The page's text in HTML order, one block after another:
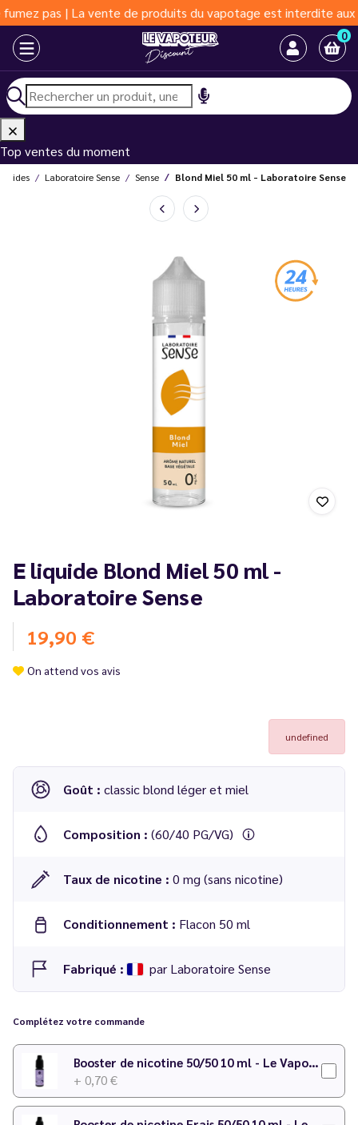
| La vente de produits du vapotage est interdite aux
0
Top ventes du moment
Laboratoire Sense Sense Blond Miel 50 ml - Laboratoire Sense
E liquide Blond Miel 50 ml -
Laboratoire Sense
19,90 €
On attend vos avis
undefined
Goût : classic blond léger et miel
Composition : (60/40 PG/VG)
Taux de nicotine : 0 mg (sans nicotine)
Conditionnement : Flacon 50 ml
Fabriqué : par Laboratoire Sense
Complétez votre commande
Booster de nicotine 50/50 10 ml - Le Vapoteur Discount
+ 0,70 €